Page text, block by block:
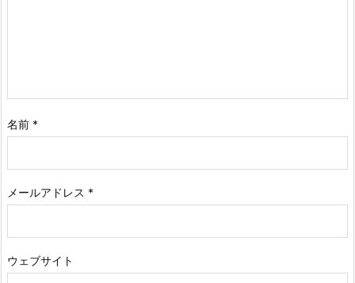
名前 *
メールアドレス *
ウェブサイト